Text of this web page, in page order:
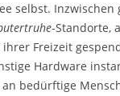
selbst. Inzwischen
-Standorte,
Freizeit
Hardware
bedürftige